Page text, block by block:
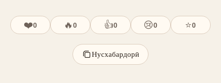
❤️0 🔥0 👍0 😢0 ⭐0
Нусхабардорӣ